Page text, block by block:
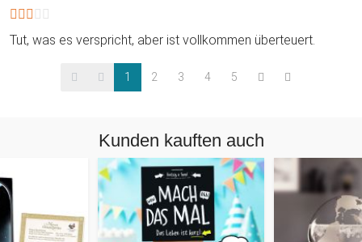
Tut, was es verspricht, aber ist vollkommen überteuert.
1 2 3 4 5
Kunden kauften auch